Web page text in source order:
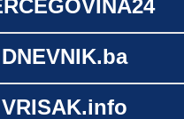
DNEVNIK.ba
VRISAK.info